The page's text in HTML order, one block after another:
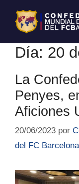
Día: 20
La
Penyes,
Aficiones
20/06/2023 por
del FC Barcelona